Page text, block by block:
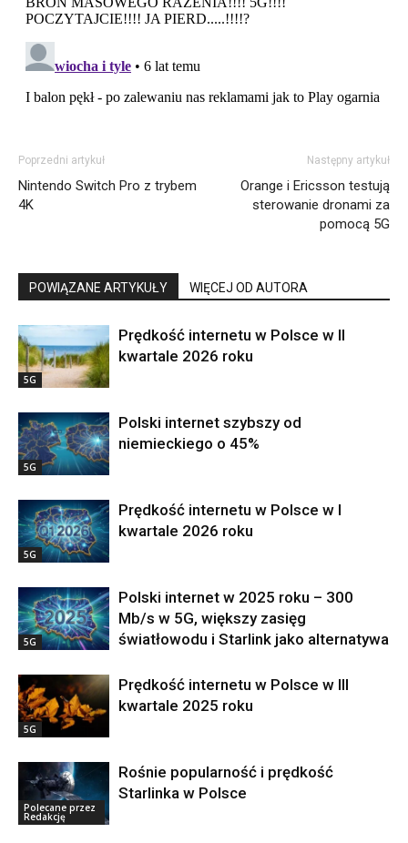
Poprzedni artykuł
Nintendo Switch Pro z trybem
4K
Następny artykuł
Orange i Ericsson testują
sterowanie dronami za
pomocą 5G
POWIĄZANE ARTYKUŁY WIĘCEJ OD AUTORA
5G
Prędkość internetu w Polsce w II
kwartale 2026 roku
5G
Polski internet szybszy od
niemieckiego o 45%
5G
Prędkość internetu w Polsce w I
kwartale 2026 roku
5G
Polski internet w 2025 roku – 300
Mb/s w 5G, większy zasięg
światłowodu i Starlink jako alternatywa
5G
Prędkość internetu w Polsce w III
kwartale 2025 roku
Polecane przez
Redakcję
Rośnie popularność i prędkość
Starlinka w Polsce